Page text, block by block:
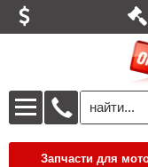
Запчасти для